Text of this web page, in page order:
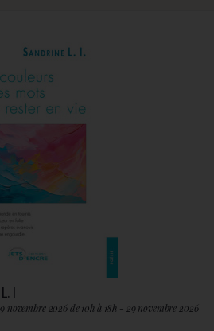
I
novembre 2026 de 10h à 18h - 29 novembre 2026